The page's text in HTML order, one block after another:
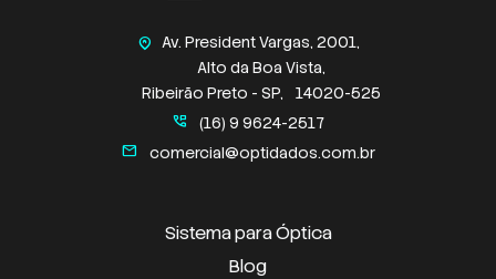
home_pin
Av. President Vargas, 2001,
Alto da Boa Vista,
Ribeirão Preto - SP,
14020-525
perm_phone_msg (16) 9 9624-2517
mail comercial@optidados.com.br
Sistema para Óptica
Blog